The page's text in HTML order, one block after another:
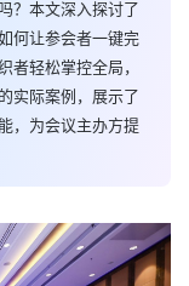
？本文深入探讨了
何让参会者一键完
者轻松掌控全局，
实际案例，展示了
，为会议主办方提